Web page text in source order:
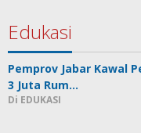
Edukasi
Pemprov Jabar Kawal
3 Juta Rum…
Di EDUKASI